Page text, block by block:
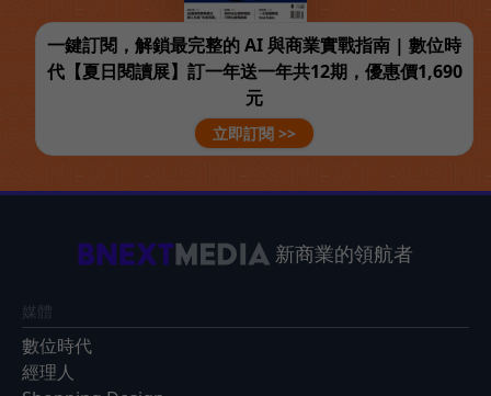
一鍵訂閱，解鎖最完整的 AI 與商業實戰指南 | 數位時
代【夏日閱讀展】訂一年送一年共12期，優惠價1,690
元
立即訂閱 >>
新商業的領航者
媒體
數位時代
經理人